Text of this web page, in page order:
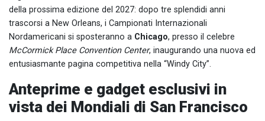
della prossima edizione del 2027: dopo tre splendidi anni
trascorsi a New Orleans, i Campionati Internazionali
Nordamericani si sposteranno a Chicago, presso il celebre
McCormick Place Convention Center, inaugurando una nuova ed
entusiasmante pagina competitiva nella “Windy City”.
Anteprime e gadget esclusivi in
vista dei Mondiali di San Francisco